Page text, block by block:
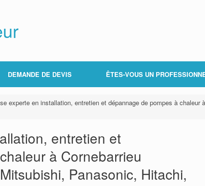
DEMANDE DE DEVIS ÊTES-VOUS UN
experte en installation, entretien et dépannage de pompes à chaleur
entretien et
à Cornebarrieu
Panasonic, Hitachi,